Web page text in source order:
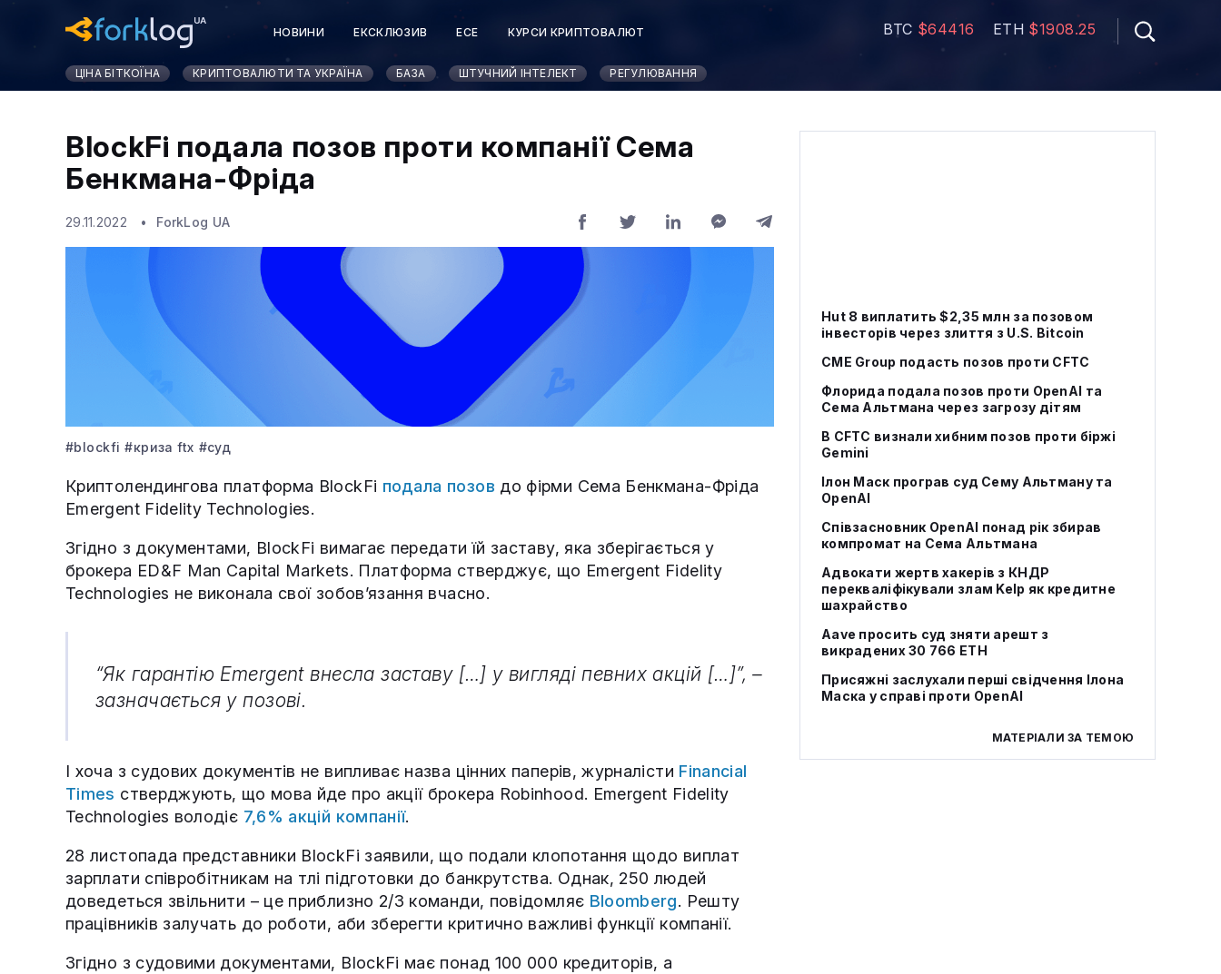
НОВИНИ ЕКСКЛЮЗИВ ЕСЕ КУРСИ КРИПТОВАЛЮТ BTC $64416 ETH $1908.25
ЦІНА БІТКОЇНА КРИПТОВАЛЮТИ ТА УКРАЇНА БАЗА ШТУЧНИЙ ІНТЕЛЕКТ РЕГУЛЮВАННЯ
Hut 8 виплатить $2,35 млн за позовом
інвесторів через злиття з U.S. Bitcoin
CME Group подасть позов проти CFTC
Флорида подала позов проти OpenAI та
Сема Альтмана через загрозу дітям
В CFTC визнали хибним позов проти біржі
Gemini
Ілон Маск програв суд Сему Альтману та
OpenAI
Співзасновник OpenAI понад рік збирав
компромат на Сема Альтмана
Адвокати жертв хакерів з КНДР
перекваліфікували злам Kelp як кредитне
шахрайство
Aave просить суд зняти арешт з
викрадених 30 766 ETH
Присяжні заслухали перші свідчення Ілона
Маска у справі проти OpenAI
МАТЕРІАЛИ ЗА ТЕМОЮ
BlockFi подала позов проти компанії Сема
Бенкмана-Фріда
29.11.2022 ForkLog UA
#blockfi #криза ftx #суд
Криптолендингова платформа BlockFi подала позов до фірми Сема Бенкмана-Фріда
Emergent Fidelity Technologies.
Згідно з документами, BlockFi вимагає передати їй заставу, яка зберігається у
брокера ED&F Man Capital Markets. Платформа стверджує, що Emergent Fidelity
Technologies не виконала свої зобов’язання вчасно.
“Як гарантію Emergent внесла заставу […] у вигляді певних акцій […]”, –
зазначається у позові.
І хоча з судових документів не випливає назва цінних паперів, журналісти Financial
Times стверджують, що мова йде про акції брокера Robinhood. Emergent Fidelity
Technologies володіє 7,6% акцій компанії.
28 листопада представники BlockFi заявили, що подали клопотання щодо виплат
зарплати співробітникам на тлі підготовки до банкрутства. Однак, 250 людей
доведеться звільнити – це приблизно 2/3 команди, повідомляє Bloomberg. Решту
працівників залучать до роботи, аби зберегти критично важливі функції компанії.
Згідно з судовими документами, BlockFi має понад 100 000 кредиторів, а